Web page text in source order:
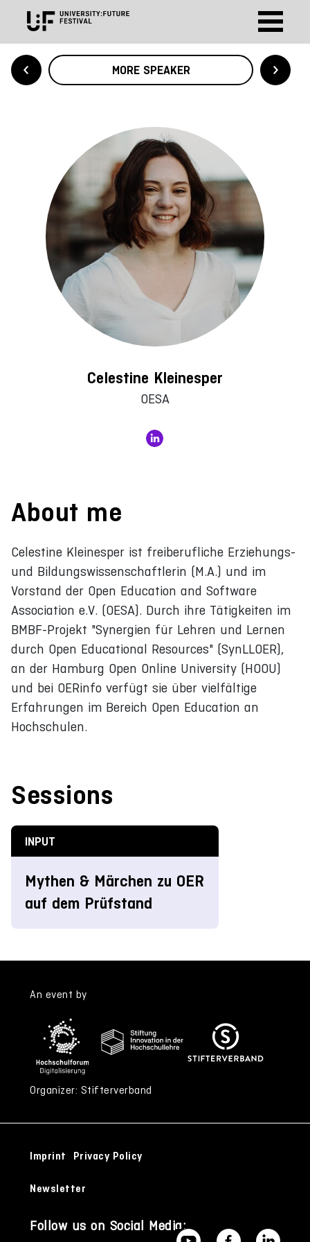
MORE SPEAKER
Celestine Kleinesper
OESA
About me
Celestine Kleinesper ist freiberufliche Erziehungs-
und Bildungswissenschaftlerin (M.A.) und im
Vorstand der Open Education and Software
Association e.V. (OESA). Durch ihre Tätigkeiten im
BMBF-Projekt "Synergien für Lehren und Lernen
durch Open Educational Resources" (SynLLOER),
an der Hamburg Open Online University (HOOU)
und bei OERinfo verfügt sie über vielfältige
Erfahrungen im Bereich Open Education an
Hochschulen.
Sessions
INPUT
Mythen & Märchen zu OER
auf dem Prüfstand
An event by
Organizer: Stifterverband
Imprint Privacy Policy
Newsletter
Follow us on Social Media: